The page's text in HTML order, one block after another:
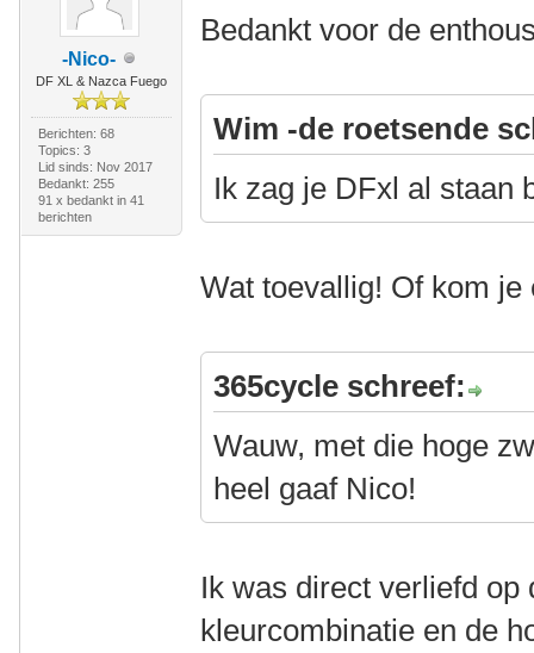
-Nico-
DF XL & Nazca Fuego
Berichten: 68
Topics: 3
Lid sinds: Nov 2017
Bedankt: 255
91 x bedankt in 41
berichten
Bedankt voor de
Wim -de roetsende
Ik zag je DFxl al staan
Wat toevallig! Of kom
365cycle schreef:
Wauw, met die hoge
heel gaaf Nico!
Ik was direct verliefd
kleurcombinatie en de